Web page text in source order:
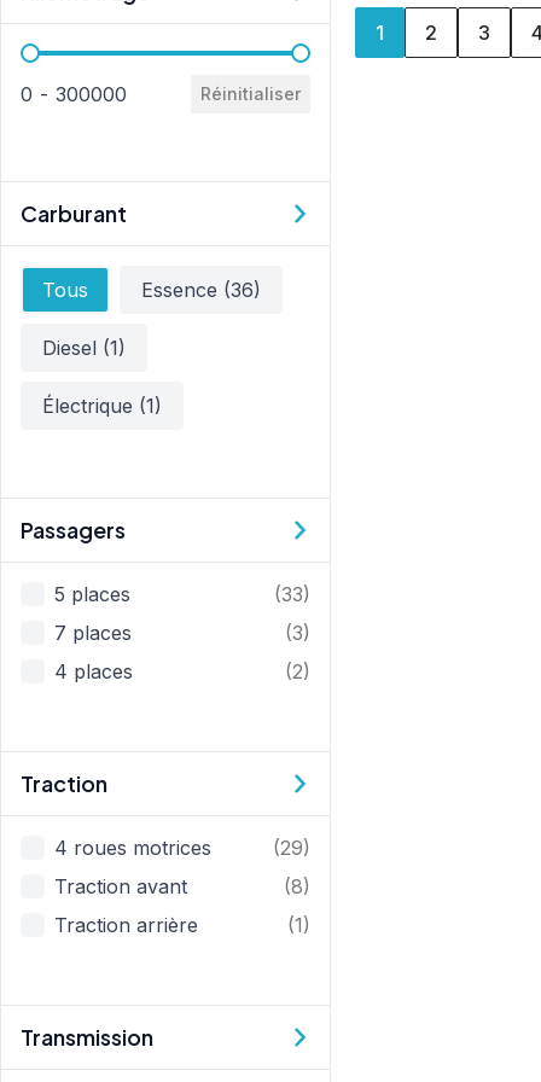
Kilométrage
0 - 300000 Réinitialiser
Carburant
Carburant
Tous Essence (36)
Diesel (1)
Électrique (1)
Passagers
Passagers
5 places
(33)
7 places
(3)
4 places
(2)
Traction
Traction
4 roues motrices
(29)
Traction avant
(8)
Traction arrière
(1)
Transmission
1 2 3 4